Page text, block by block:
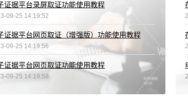
证据平台录屏取证功能使用教程
09-25 14:19:52
证据平台网页取证（增强版）功能使用教程
09-25 14:19:56
证据平台网页取证功能使用教程
09-25 14:19:58